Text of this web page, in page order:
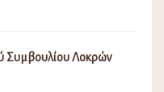
Συμβουλίου Λοκρών